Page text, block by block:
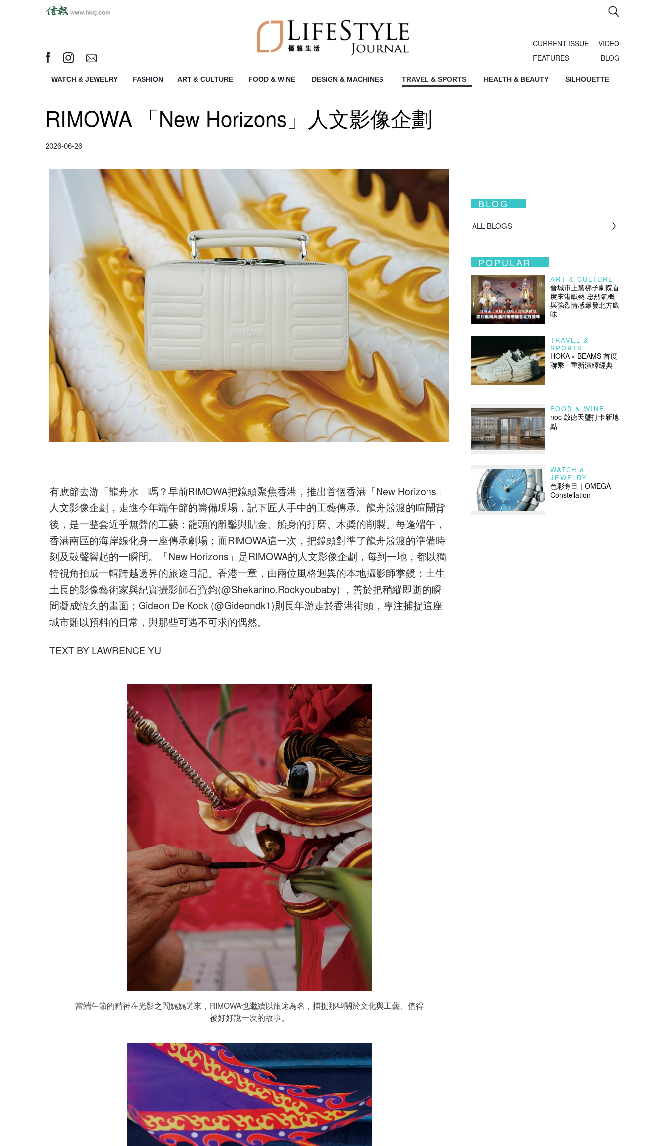
CURRENT ISSUE
VIDEO
FEATURES
BLOG
WATCH & JEWELRY FASHION ART & CULTURE FOOD & WINE DESIGN & MACHINES TRAVEL & SPORTS HEALTH & BEAUTY SILHOUETTE
RIMOWA 「New Horizons」人文影像企劃
2026-06-26
有應節去游「龍舟水」嗎？早前RIMOWA把鏡頭聚焦香港，推出首個香港「New Horizons」
人文影像企劃，走進今年端午節的籌備現場，記下匠人手中的工藝傳承。龍舟競渡的喧鬧背
後，是一整套近乎無聲的工藝：龍頭的雕鑿與貼金、船身的打磨、木槳的削製。每逢端午，
香港南區的海岸線化身一座傳承劇場；而RIMOWA這一次，把鏡頭對準了龍舟競渡的準備時
刻及鼓聲響起的一瞬間。「New Horizons」是RIMOWA的人文影像企劃，每到一地，都以獨
特視角拍成一輯跨越邊界的旅途日記。香港一章，由兩位風格迥異的本地攝影師掌鏡：土生
土長的影像藝術家與紀實攝影師石寶鈞(@Shekarino.Rockyoubaby) ，善於把稍縱即逝的瞬
間凝成恆久的畫面；Gideon De Kock (@Gideondk1)則長年游走於香港街頭，專注捕捉這座
城市難以預料的日常，與那些可遇不可求的偶然。
TEXT BY LAWRENCE YU
當端午節的精神在光影之間娓娓道來，RIMOWA也繼續以旅途為名，捕捉那些關於文化與工藝、值得
被好好說一次的故事。
BLOG
ALL BLOGS
POPULAR
ART & CULTURE
晉城市上黨梆子劇院首
度來港獻藝 忠烈氣概
與強烈情感爆發北方戲
味
TRAVEL &
SPORTS
HOKA × BEAMS 首度
聯乘 重新演繹經典
FOOD & WINE
noc 啟德天璽打卡新地
點
WATCH &
JEWELRY
色彩奪目｜OMEGA
Constellation